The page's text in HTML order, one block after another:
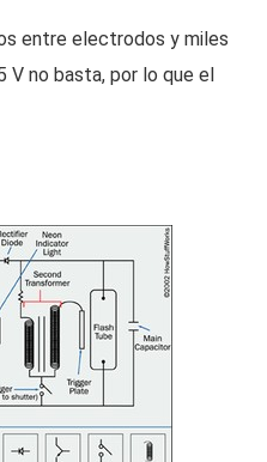
entre electrodos y miles
V no basta, por lo que el